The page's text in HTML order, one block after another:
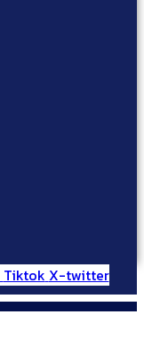
Tiktok X-twitter